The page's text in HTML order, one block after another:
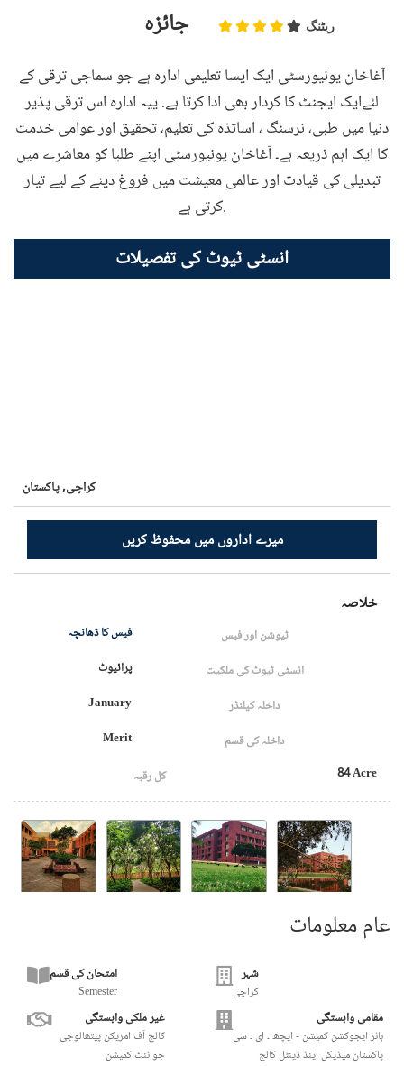
جائزہ ریٹنگ
آغاخان یونیورسٹی ایک ایسا تعلیمی ادارہ ہے جو سماجی ترقی کے
لئےایک ایجنٹ کا کردار بھی ادا کرتا ہے. ییہ ادارہ اس ترقی پذیر
دنیا میں طبی، نرسنگ ، اساتذہ کی تعلیم، تحقیق اور عوامی خدمت
کا ایک اہم ذریعہ ہے۔ آغاخان یونیورسٹی اپنے طلبا کو معاشرے میں
تبدیلی کی قیادت اور عالمی معیشت میں فروغ دینے کے لیے تیار
کرتی ہے.
انسٹی ٹیوٹ کی تفصیلات
کراچی,پاکستان
میرے اداروں میں محفوظ کریں
خلاصہ
ٹیوشن اور فیس
فیس کا ڈھانچہ
انسٹی ٹیوٹ کی ملکیت
پرائیوٹ
داخلہ کیلنڈر
January
داخلہ کی قسم
Merit
کل رقبہ
84 Acre
عام معلومات
شہر
کراچی
امتحان کی قسم
Semester
مقامی وابستگی
ہائر ایجوکشن کمیشن - ایچھ ۔ ای ۔ سی
پاکستان میڈیکل اینڈ ڈینٹل کالج
غیر ملکی وابستگی
کالج آف امریکن پیتھالوجی
جوائنٹ کمیشن